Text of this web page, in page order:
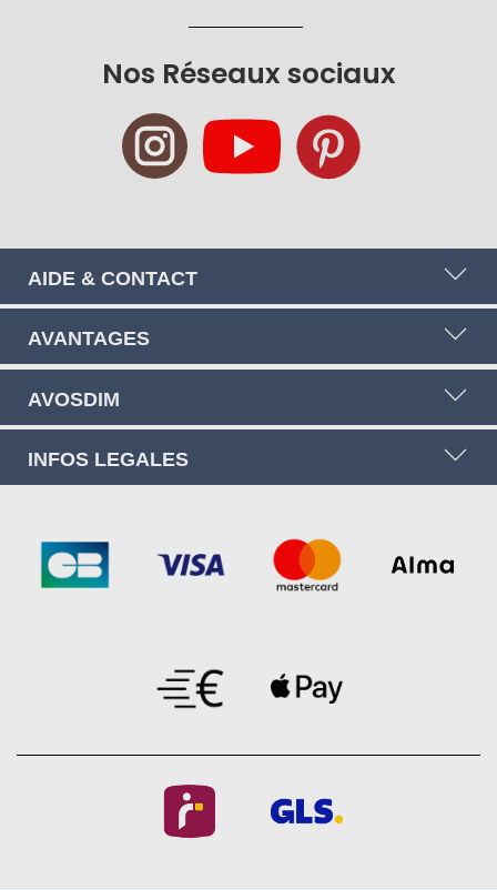
Nos Réseaux sociaux
AIDE & CONTACT
AVANTAGES
AVOSDIM
INFOS LEGALES